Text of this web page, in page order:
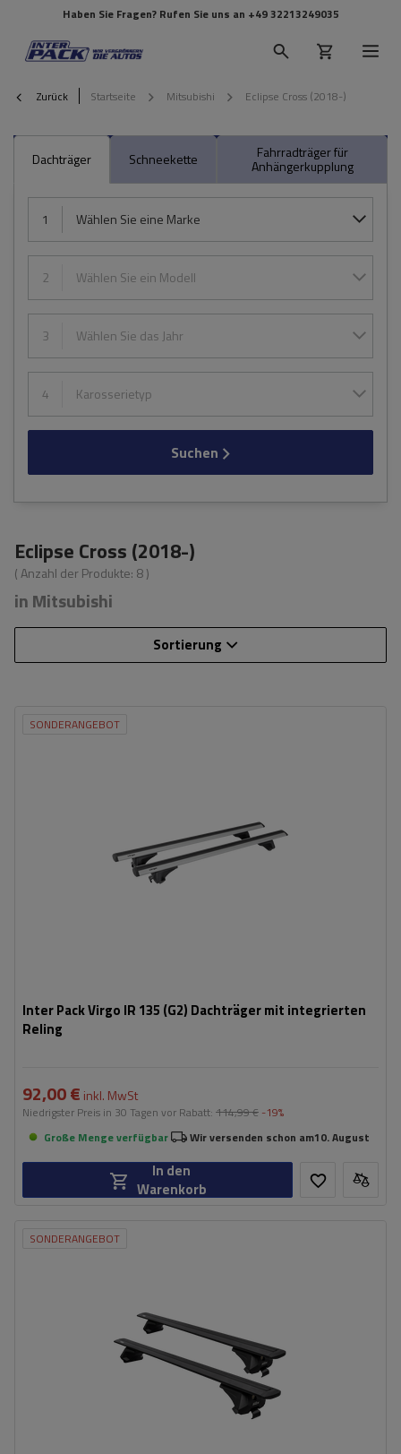
Haben Sie Fragen? Rufen Sie uns an +49 32213249035
Zurück Startseite Mitsubishi Eclipse Cross (2018-)
Dachträger Schneekette Fahrradträger für
Anhängerkupplung
1 Wählen Sie eine Marke
2 Wählen Sie ein Modell
3 Wählen Sie das Jahr
4 Karosserietyp
Suchen
Eclipse Cross (2018-)
( Anzahl der Produkte: 8)
in Mitsubishi
Sortierung
SONDERANGEBOT
Inter Pack Virgo IR 135 (G2) Dachträger mit integrierten
Reling
92,00 € inkl. MwSt
Niedrigster Preis in 30 Tagen vor Rabatt: 114,99 € -19%
Große Menge verfügbar
Wir versenden schon am10. August
In den
Warenkorb
SONDERANGEBOT